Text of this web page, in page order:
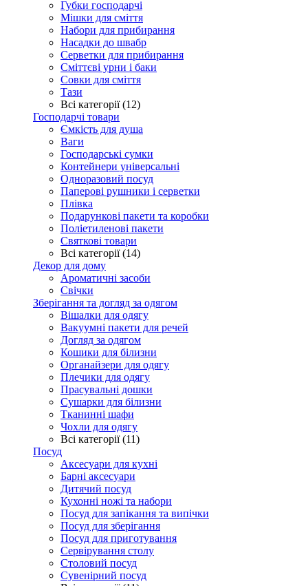
Губки господарчі
Мішки для сміття
Набори для прибирання
Насадки до швабр
Серветки для прибирання
Сміттєві урни і баки
Совки для сміття
Тази
Всі категорії (12)
Господарчі товари
Ємкість для душа
Ваги
Господарські сумки
Контейнери універсальні
Одноразовий посуд
Паперові рушники і серветки
Плівка
Подарункові пакети та коробки
Поліетиленові пакети
Святкові товари
Всі категорії (14)
Декор для дому
Ароматичні засоби
Свічки
Зберігання та догляд за одягом
Вішалки для одягу
Вакуумні пакети для речей
Догляд за одягом
Кошики для білизни
Органайзери для одягу
Плечики для одягу
Прасувальні дошки
Сушарки для білизни
Тканинні шафи
Чохли для одягу
Всі категорії (11)
Посуд
Аксесуари для кухні
Барні аксесуари
Дитячий посуд
Кухонні ножі та набори
Посуд для запікання та випічки
Посуд для зберігання
Посуд для приготування
Сервірування столу
Столовий посуд
Сувенірний посуд